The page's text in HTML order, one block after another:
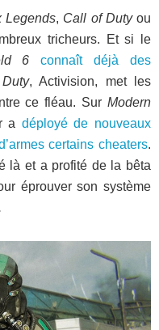
Legends, Call of Dutyou
tricheurs. Et si le
6
connaît déjà des
, Activision, met les
ce fléau. Sur Modern
a déployé de nouveaux
certains cheaters.
là et a profité de la bêta
éprouver son système